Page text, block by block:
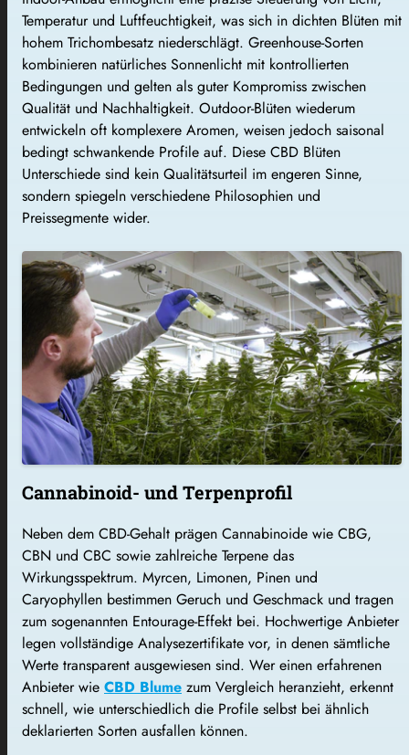
Temperatur und Luftfeuchtigkeit, was sich in dichten Blüten mit
hohem Trichombesatz niederschlägt. Greenhouse-Sorten
kombinieren natürliches Sonnenlicht mit kontrollierten
Bedingungen und gelten als guter Kompromiss zwischen
Qualität und Nachhaltigkeit. Outdoor-Blüten wiederum
entwickeln oft komplexere Aromen, weisen jedoch saisonal
bedingt schwankende Profile auf. Diese CBD Blüten
Unterschiede sind kein Qualitätsurteil im engeren Sinne,
sondern spiegeln verschiedene Philosophien und
Preissegmente wider.
Cannabinoid- und Terpenprofil
Neben dem CBD-Gehalt prägen Cannabinoide wie CBG,
CBN und CBC sowie zahlreiche Terpene das
Wirkungsspektrum. Myrcen, Limonen, Pinen und
Caryophyllen bestimmen Geruch und Geschmack und tragen
zum sogenannten Entourage-Effekt bei. Hochwertige Anbieter
legen vollständige Analysezertifikate vor, in denen sämtliche
Werte transparent ausgewiesen sind. Wer einen erfahrenen
Anbieter wie CBD Blume zum Vergleich heranzieht, erkennt
schnell, wie unterschiedlich die Profile selbst bei ähnlich
deklarierten Sorten ausfallen können.